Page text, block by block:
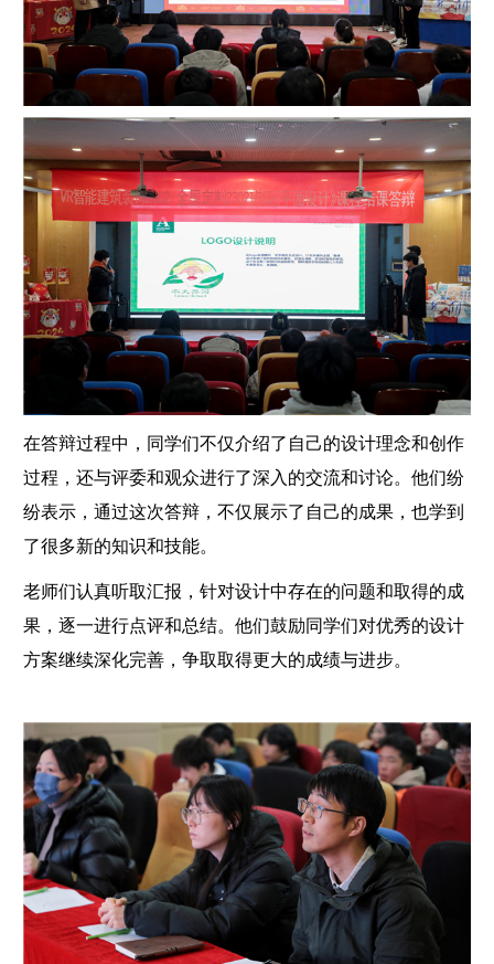
在答辩过程中，同学们不仅介绍了自己的设计理念和创作
过程，还与评委和观众进行了深入的交流和讨论。他们纷
纷表示，通过这次答辩，不仅展示了自己的成果，也学到
了很多新的知识和技能。
老师们认真听取汇报，针对设计中存在的问题和取得的成
果，逐一进行点评和总结。他们鼓励同学们对优秀的设计
方案继续深化完善，争取取得更大的成绩与进步。